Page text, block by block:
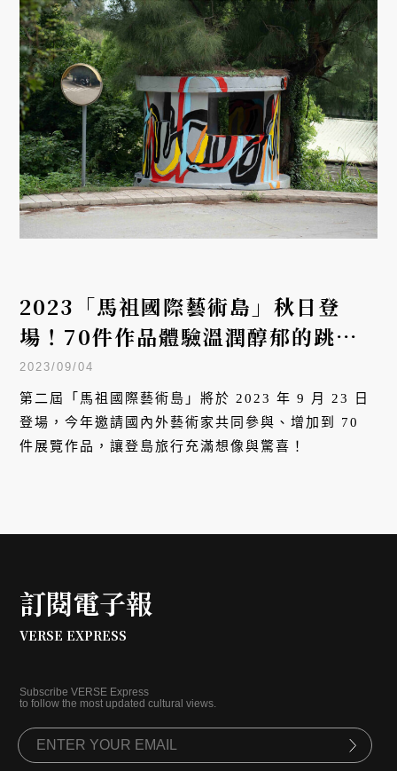
2023「馬祖國際藝術島」秋日登
場！70件作品體驗溫潤醇郁的跳島
藝術之旅
2023/09/04
第二屆「馬祖國際藝術島」將於 2023 年 9 月 23 日
登場，今年邀請國內外藝術家共同參與、增加到 70
件展覽作品，讓登島旅行充滿想像與驚喜！
訂閱電子報
VERSE EXPRESS
Subscribe VERSE Express
to follow the most updated cultural views.